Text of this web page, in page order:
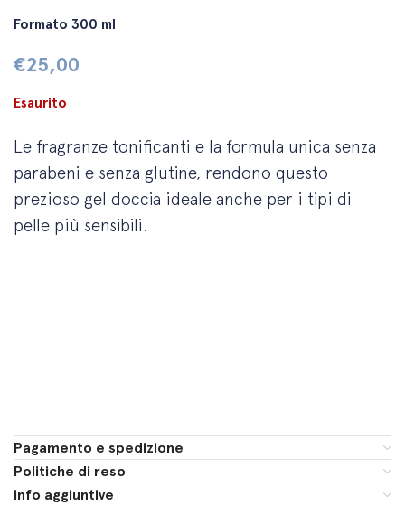
Formato 300 ml
€25,00
Esaurito
Le fragranze tonificanti e la formula unica senza
parabeni e senza glutine, rendono questo
prezioso gel doccia ideale anche per i tipi di
pelle più sensibili.
Pagamento e spedizione
Politiche di reso
info aggiuntive